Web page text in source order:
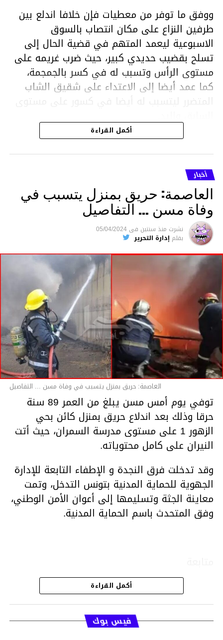
ووفق ما توفر من معطيات فإن خلافا اندلع بين
طرفين النزاع على مكان انتصاب بالسوق
الاسبوعية ليعمد المتهم في قضية الحال إلى
تسلح بقضيب حديدي كبير، حيث ضرب غريمه على
مستوى الرأس وتسبب له في كسر بالجمجمة،
كما عمد أيضا إلى الاعتداء على شقيق الشاب
المتضرر ليتسبب له أيضا في كسور على مستوى
هذا وقد تمكن أعوان مركز الأمن الوطني بحي
هلال في توقيت قياسي من محاصرة المشتبه به
والقبض عليه وإحالته على التحقيق في خصوص
ما نُسبه إليه.
متابعة
قسم الاخبار
أكمل القراءة
أخبار
العاصمة: حريق بمنزل يتسبب في
وفاة مسن … التفاصيل
نشرت منذ سنتين فى 05/04/2024
بقلم إدارة التحرير
العاصمة: حريق بمنزل يتسبب في وفاة مسن ... التفاصيل
توفي يوم أمس مسن يبلغ من العمر 89 سنة
حرقا وذلك بعد اندلاع حريق بمنزل كائن بحي
الزهور 1 على مستوى مدرسة السمران، حيث أتت
النيران على كامل محتوياته.
وقد تدخلت فرق النجدة و الإطفاء التابعة للإدارة
الجهوية للحماية المدنية بتونس التدخل، وتمت
معاينة الجثة وتسليمها إلى أعوان الأمن الوطني،
وفق المتحدث باسم الحماية المدنية.
قسم الاخبار
أكمل القراءة
فيس بوك